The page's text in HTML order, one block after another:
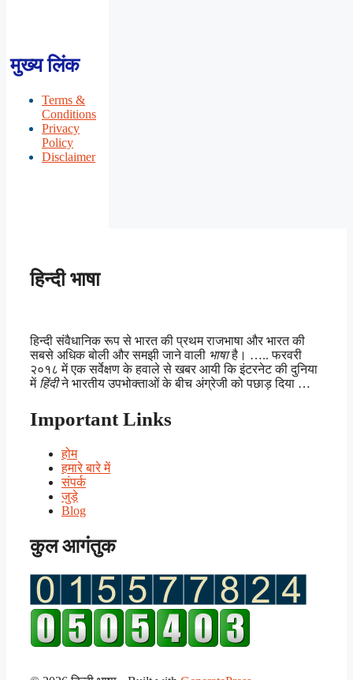
मुख्य लिंक
Terms &
Conditions
Privacy
Policy
Disclaimer
हिन्दी भाषा
हिन्दी संवैधानिक रूप से भारत की प्रथम राजभाषा और भारत की
सबसे अधिक बोली और समझी जाने वाली भाषाहै। ….. फरवरी
२०१८ में एक सर्वेक्षण के हवाले से खबर आयी कि इंटरनेट की दुनिया
में हिंदीने भारतीय उपभोक्ताओं के बीच अंग्रेजी को पछाड़ दिया …
Important Links
होम
हमारे बारे में
संपर्क
जुड़े
Blog
कुल आगंतुक